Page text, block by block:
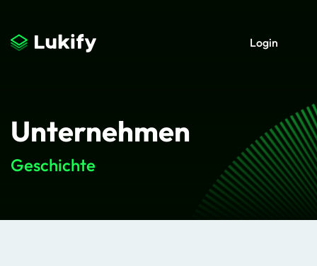
Login
Unternehmen
Geschichte